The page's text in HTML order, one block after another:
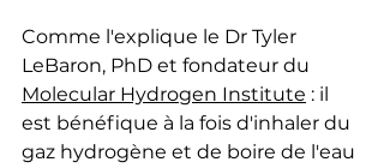
Comme l'explique le Dr Tyler
LeBaron, PhD et fondateur du
Molecular Hydrogen Institute : il
est bénéfique à la fois d'inhaler du
gaz hydrogène et de boire de l'eau